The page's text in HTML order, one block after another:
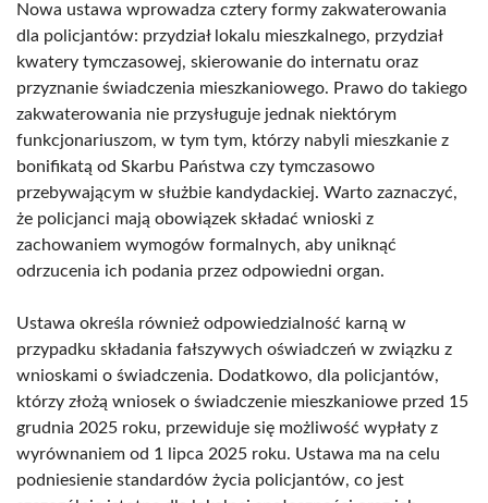
Nowa ustawa wprowadza cztery formy zakwaterowania
dla policjantów: przydział lokalu mieszkalnego, przydział
kwatery tymczasowej, skierowanie do internatu oraz
przyznanie świadczenia mieszkaniowego. Prawo do takiego
zakwaterowania nie przysługuje jednak niektórym
funkcjonariuszom, w tym tym, którzy nabyli mieszkanie z
bonifikatą od Skarbu Państwa czy tymczasowo
przebywającym w służbie kandydackiej. Warto zaznaczyć,
że policjanci mają obowiązek składać wnioski z
zachowaniem wymogów formalnych, aby uniknąć
odrzucenia ich podania przez odpowiedni organ.
Ustawa określa również odpowiedzialność karną w
przypadku składania fałszywych oświadczeń w związku z
wnioskami o świadczenia. Dodatkowo, dla policjantów,
którzy złożą wniosek o świadczenie mieszkaniowe przed 15
grudnia 2025 roku, przewiduje się możliwość wypłaty z
wyrównaniem od 1 lipca 2025 roku. Ustawa ma na celu
podniesienie standardów życia policjantów, co jest